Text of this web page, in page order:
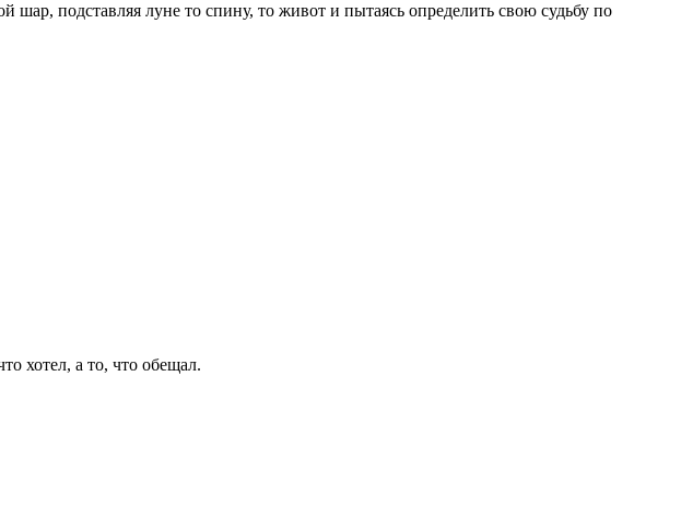
подставляя луне то спину, то живот и пытаясь определить свою судьбу по
хотел, а то, что обещал.